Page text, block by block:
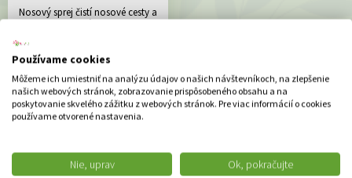
Používame cookies
Môžeme ich umiestniť na analýzu údajov o našich návštevníkoch, na zlepšenie
našich webových stránok, zobrazovanie prispôsobeného obsahu a na
poskytovanie skvelého zážitku z webových stránok. Pre viac informácií o cookies
používame otvorené nastavenia.
Nie, uprav Ok, pokračujte
Nosový sprej čistí nosové cesty a
pomáha...